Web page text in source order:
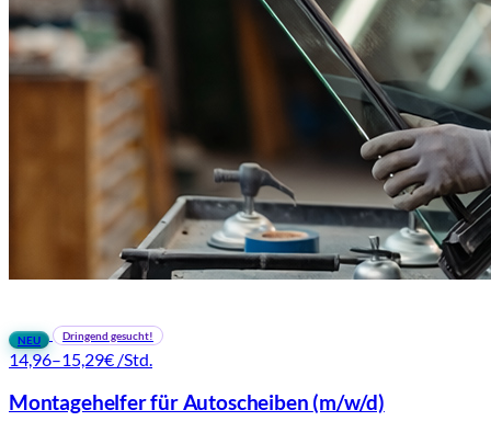
NEU Dringend gesucht!
14,96–15,29€ /Std.
Montagehelfer für Autoscheiben (m/w/d)